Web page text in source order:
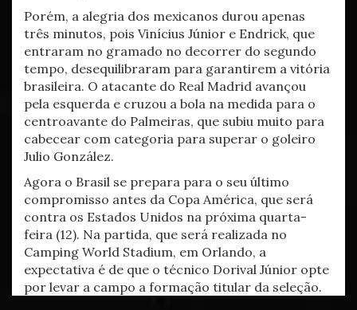
Porém, a alegria dos mexicanos durou apenas
três minutos, pois Vinícius Júnior e Endrick, que
entraram no gramado no decorrer do segundo
tempo, desequilibraram para garantirem a vitória
brasileira. O atacante do Real Madrid avançou
pela esquerda e cruzou a bola na medida para o
centroavante do Palmeiras, que subiu muito para
cabecear com categoria para superar o goleiro
Julio González.
Agora o Brasil se prepara para o seu último
compromisso antes da Copa América, que será
contra os Estados Unidos na próxima quarta-
feira (12). Na partida, que será realizada no
Camping World Stadium, em Orlando, a
expectativa é de que o técnico Dorival Júnior opte
por levar a campo a formação titular da seleção.